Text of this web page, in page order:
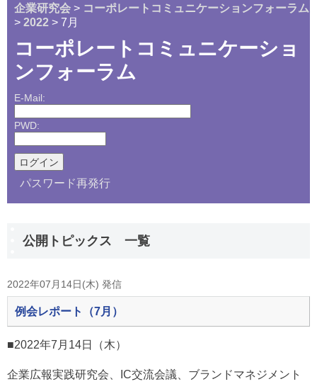
企業研究会 > コーポレートコミュニケーションフォーラム
> 2022 > 7月
コーポレートコミュニケーショ
ンフォーラム
E-Mail:
PWD:
パスワード再発行
公開トピックス 一覧
2022年07月14日(木) 発信
例会レポート（7月）
■2022年7月14日（木）
企業広報実践研究会、IC交流会議、ブランドマネジメント